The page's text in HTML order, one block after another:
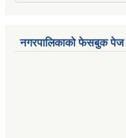
नगरपालिकाको फेसबुक पेज